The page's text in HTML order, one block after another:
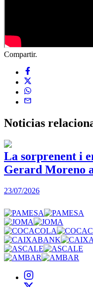
Compartir.
Noticias
La sorprenent i
Gerard Moreno
23/07/2026